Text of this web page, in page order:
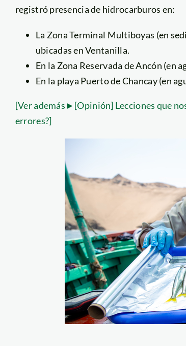
registró presencia de hidrocarburos en:
La Zona Terminal Multiboyas (en
ubicadas en Ventanilla.
En la Zona Reservada de Ancón (en
En la playa Puerto de Chancay (en
[Ver además►[Opinión] Lecciones que
errores?]